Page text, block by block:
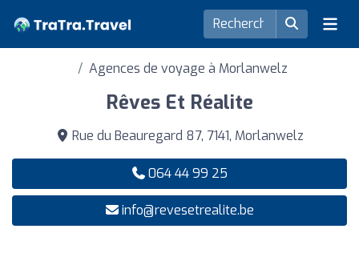
Agences de voyage à Morlanwelz
Rêves Et Réalite
Rue du Beauregard 87, 7141, Morlanwelz
064 44 99 25
info@revesetrealite.be